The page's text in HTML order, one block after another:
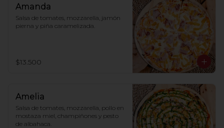
Amanda
Salsa de tomates, mozzarella, jamón
pierna y piña caramelizada.
$13.500
Amelia
Salsa de tomates, mozzarella, pollo en
mostaza miel, champiñones y pesto
de albahaca.